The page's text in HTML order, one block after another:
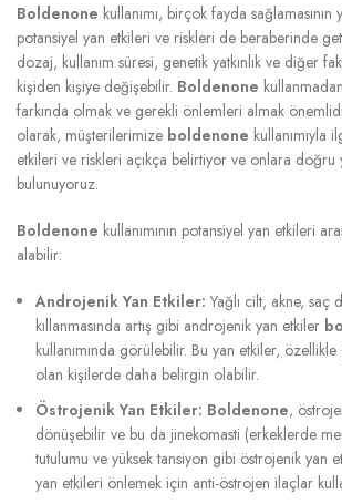
Boldenone kullanımı, birçok fayda sağlamasının
potansiyel yan etkileri ve riskleri de beraberinde
dozaj, kullanım süresi, genetik yatkınlık ve diğer
kişiden kişiye değişebilir. Boldenone
farkında olmak ve gerekli önlemleri almak
olarak, müşterilerimize boldenone kullanımıyla
etkileri ve riskleri açıkça belirtiyor ve onlara
bulunuyoruz.
Boldenone kullanımının potansiyel yan etkileri
alabilir:
Androjenik Yan Etkiler: Yağlı cilt, akne, saç
kıllanmasında artış gibi androjenik yan etkiler
kullanımında görülebilir. Bu yan etkiler, özellikle
olan kişilerde daha belirgin olabilir.
Östrojenik Yan Etkiler: Boldenone,
dönüşebilir ve bu da jinekomasti (erkeklerde
tutulumu ve yüksek tansiyon gibi östrojenik yan
yan etkileri önlemek için anti-östrojen ilaçlar